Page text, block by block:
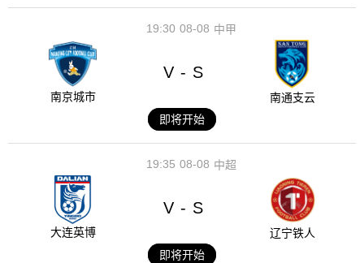
08-08
19:30 中甲
南京城市
V - S
南通支云
即将开始
08-08
19:35 中超
大连英博
V - S
辽宁铁人
即将开始